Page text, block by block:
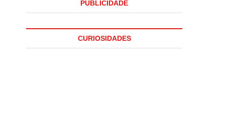
PUBLICIDADE
CURIOSIDADES